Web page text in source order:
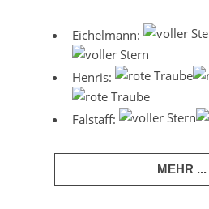
Eichelmann:
Henris:
Falstaff:
MEHR ...